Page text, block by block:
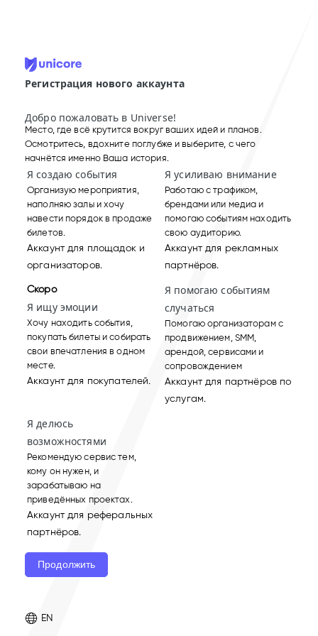
Регистрация нового аккаунта
Добро пожаловать в Universe!
Место, где всё крутится вокруг ваших идей и планов.
Осмотритесь, вдохните поглубже и выберите, с чего
начнётся именно Ваша история.
Я создаю события
Организую мероприятия,
наполняю залы и хочу
навести порядок в продаже
билетов.
Аккаунт для площадок и
организаторов.
Я усиливаю внимание
Работаю с трафиком,
брендами или медиа и
помогаю событиям находить
свою аудиторию.
Аккаунт для рекламных
партнёров.
Скоро
Я ищу эмоции
Хочу находить события,
покупать билеты и собирать
свои впечатления в одном
месте.
Аккаунт для покупателей.
Я помогаю событиям
случаться
Помогаю организаторам с
продвижением, SMM,
арендой, сервисами и
сопровождением
Аккаунт для партнёров по
услугам.
Я делюсь
возможностями
Рекомендую сервис тем,
кому он нужен, и
зарабатываю на
приведённых проектах.
Аккаунт для реферальных
партнёров.
Продолжить
EN